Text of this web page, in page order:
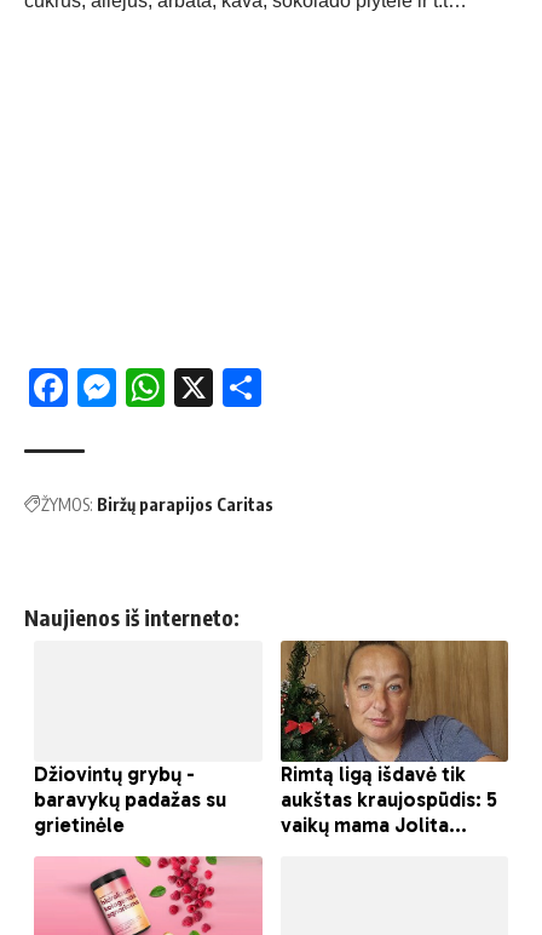
Facebook
Messenger
WhatsApp
X
ŽYMOS: Biržų parapijos Caritas
Naujienos iš interneto: